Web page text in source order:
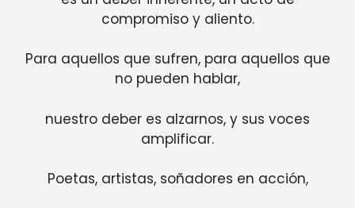
compromiso y aliento.
Para aquellos que sufren, para aquellos que
no pueden hablar,
nuestro deber es alzarnos, y sus voces
amplificar.
Poetas, artistas, soñadores en acción,